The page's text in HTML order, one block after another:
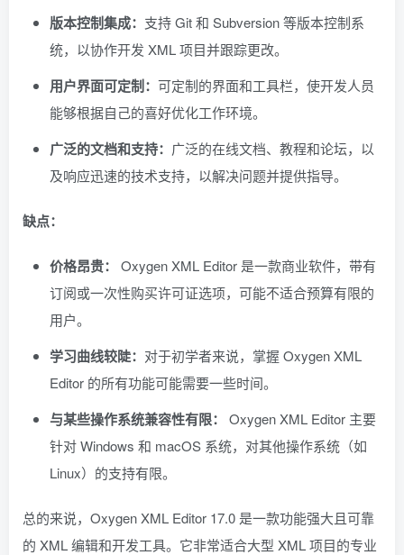
版本控制集成： 支持 Git 和 Subversion 等版本控制系
统，以协作开发 XML 项目并跟踪更改。
用户界面可定制： 可定制的界面和工具栏，使开发人员
能够根据自己的喜好优化工作环境。
广泛的文档和支持： 广泛的在线文档、教程和论坛，以
及响应迅速的技术支持，以解决问题并提供指导。
缺点：
价格昂贵：
Oxygen XML Editor 是一款商业软件，带有
订阅或一次性购买许可证选项，可能不适合预算有限的
用户。
学习曲线较陡： 对于初学者来说，掌握 Oxygen XML
Editor 的所有功能可能需要一些时间。
与某些操作系统兼容性有限：
Oxygen XML Editor 主要
针对 Windows 和 macOS 系统，对其他操作系统（如
Linux）的支持有限。
总的来说，Oxygen XML Editor 17.0 是一款功能强大且可靠
的 XML 编辑和开发工具。它非常适合大型 XML 项目的专业